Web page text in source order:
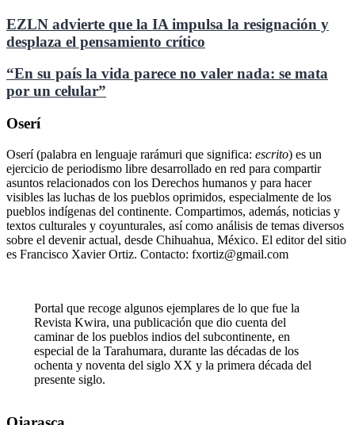
EZLN advierte que la IA impulsa la resignación y
desplaza el pensamiento crítico
“En su país la vida parece no valer nada: se mata
por un celular”
Oserí
Oserí (palabra en lenguaje rarámuri que significa: escrito) es un
ejercicio de periodismo libre desarrollado en red para compartir
asuntos relacionados con los Derechos humanos y para hacer
visibles las luchas de los pueblos oprimidos, especialmente de los
pueblos indígenas del continente. Compartimos, además, noticias y
textos culturales y coyunturales, así como análisis de temas diversos
sobre el devenir actual, desde Chihuahua, México. El editor del sitio
es Francisco Xavier Ortiz. Contacto: fxortiz@gmail.com
Portal que recoge algunos ejemplares de lo que fue la
Revista Kwira, una publicación que dio cuenta del
caminar de los pueblos indios del subcontinente, en
especial de la Tarahumara, durante las décadas de los
ochenta y noventa del siglo XX y la primera década del
presente siglo.